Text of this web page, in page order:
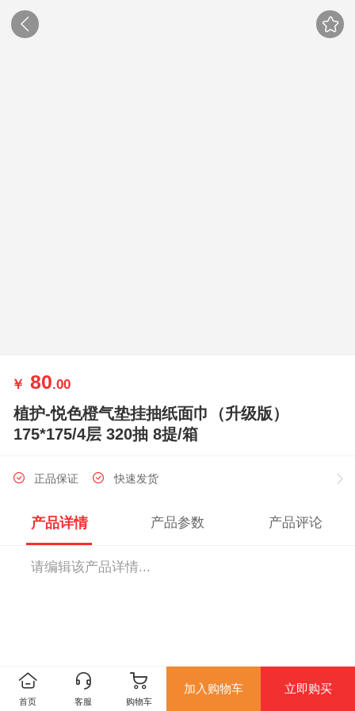
￥ 80.00
植护-悦色橙气垫挂抽纸面巾（升级版）
175*175/4层 320抽 8提/箱
正品保证 快速发货
产品详情 产品参数 产品评论
请编辑该产品详情...
首页 客服 购物车
加入购物车 立即购买